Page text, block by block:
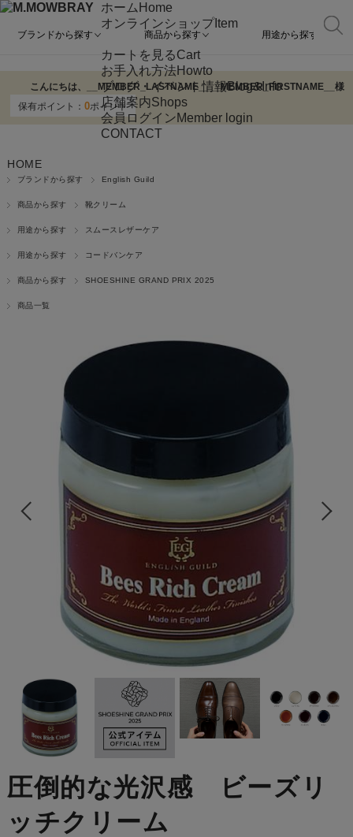
ホーム Home
オンラインショップItem
カートを見るCart
お手入れ方法Howto
ブログ・イベント情報Blog&Info
店舗案内Shops
会員ログインMember login
CONTACT
ブランドから探す 商品から探す 用途から探す
こんにちは、 __MEMBER_LASTNAME____MEMBER_FIRSTNAME__ 様
保有ポイント：0ポイント
HOME
ブランドから探す English Guild
商品から探す 靴クリーム
用途から探す スムースレザーケア
用途から探す コードバンケア
商品から探す SHOESHINE GRAND PRIX 2025
商品一覧
圧倒的な光沢感 ビーズリ
ッチクリーム